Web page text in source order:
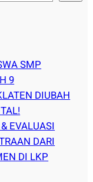
SMP
9
DIUBAH
EVALUASI
DARI
DI LKP